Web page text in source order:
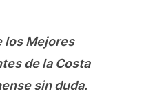
los Mejores
de la Costa
sin duda.